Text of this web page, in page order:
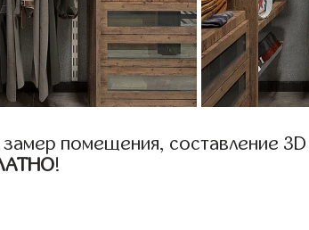
помещения, составление 3D
!